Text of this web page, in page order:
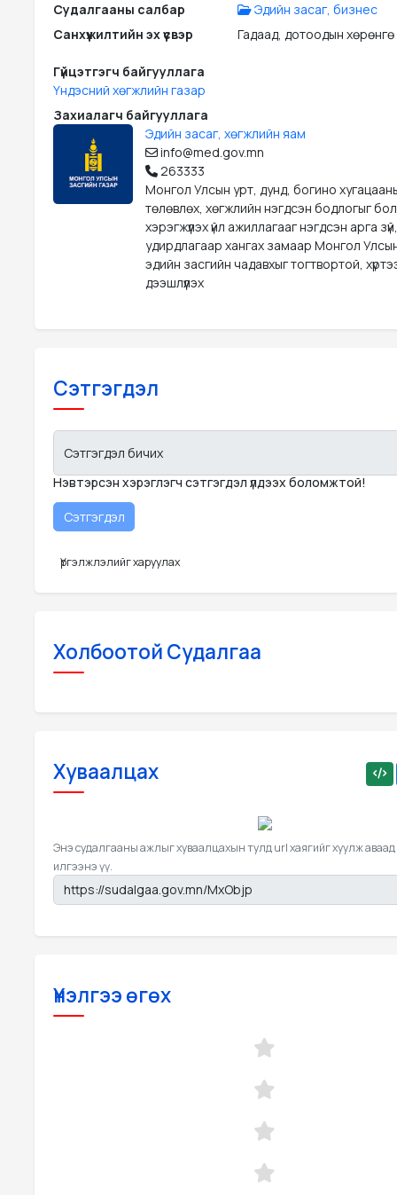
Судалгааны салбар
Эдийн засаг, бизнес
Санхүүжилтийн эх үүсвэр
Гадаад, дотоодын
Гүйцэтгэгч байгууллага
Үндэсний хөгжлийн газар
Захиалагч байгууллага
Эдийн засаг, хөгжлийн яам
info@med.gov.mn
263333
Монгол Улсын урт, дунд, богино
төлөвлөх, хөгжлийн нэгдсэн бодлогыг
хэрэгжүүлэх үйл ажиллагааг нэгдсэн арга зүй,
удирдлагаар хангах замаар Монгол
эдийн засгийн чадавхыг тогтвортой,
дээшлүүлэх
Сэтгэгдэл
Сэтгэгдэл бичих
Нэвтэрсэн хэрэглэгч сэтгэгдэл үлдээх боломжтой!
Үргэлжлэлийг харуулах
Холбоотой Судалгаа
Хуваалцах
Энэ судалгааны ажлыг хуваалцахын тулд url хаягийг хуулж аваад
илгээнэ үү.
Үнэлгээ өгөх